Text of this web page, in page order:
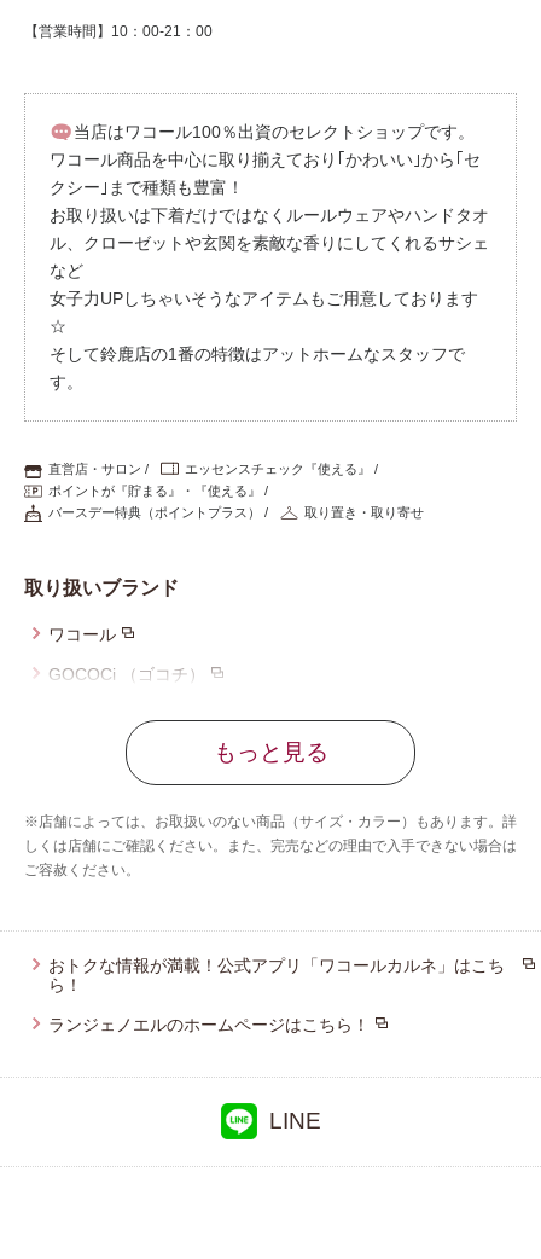
【営業時間】10：00-21：00
当店はワコール100％出資のセレクトショップです。
ワコール商品を中心に取り揃えており｢かわいい｣から｢セ
クシー｣まで種類も豊富！
お取り扱いは下着だけではなくルールウェアやハンドタオ
ル、クローゼットや玄関を素敵な香りにしてくれるサシェ
など
女子力UPしちゃいそうなアイテムもご用意しております
☆
そして鈴鹿店の1番の特徴はアットホームなスタッフで
す。
直営店・サロン
エッセンスチェック『使える』
ポイントが『貯まる』・『使える』
バースデー特典（ポイントプラス）
取り置き・取り寄せ
取り扱いブランド
ワコール
GOCOCi （ゴコチ）
もっと見る
※店舗によっては、お取扱いのない商品（サイズ・カラー）もあります。詳
しくは店舗にご確認ください。また、完売などの理由で入手できない場合は
ご容赦ください。
おトクな情報が満載！公式アプリ「ワコールカルネ」はこち
ら！
ランジェノエルのホームページはこちら！
LINE